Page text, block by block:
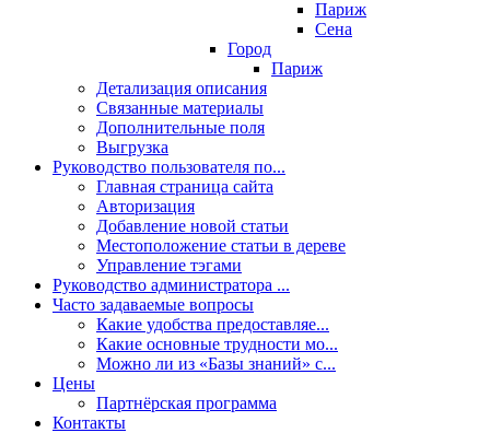
Париж
Сена
Город
Париж
Детализация описания
Связанные материалы
Дополнительные поля
Выгрузка
Руководство пользователя по...
Главная страница сайта
Авторизация
Добавление новой статьи
Местоположение статьи в дереве
Управление тэгами
Руководство администратора ...
Часто задаваемые вопросы
Какие удобства предоставляе...
Какие основные трудности мо...
Можно ли из «Базы знаний» с...
Цены
Партнёрская программа
Контакты